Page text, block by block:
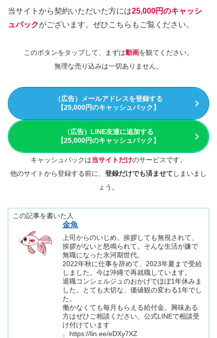
当サイトから契約いただいた方には25,000円のキャッシ
ュバックがございます。ぜひこちらもご覧ください。
このボタンをタップして、 まずは動画を観てください。
無理な売り込みは一切ありません。
（広告）メールアドレスを登録する
【25,000円のキャッシュバック】
（広告）LINE友達に追加する
【25,000円のキャッシュバック】
キャッシュバックは当サイトだけのサービスです。
他のサイトから登録する前に、 登録だけでも済ませて しまいまし
ょう。
この記事を書いた人
金魚
上司からのいじめ。挨拶しても無視されて、
挨拶がないと怒鳴られて。そんな生活が嫌で
無職になった氷河期世代。
2022年秋に仕事を辞めて、2023年夏まで受給
しました。今は沖縄で再就職しています。
退職コンシェルジュのおかげでほぼ1年休みま
した。とても大切な、価値観の変わる1年でし
た。
働かなくても毎月もらえる給付金。興味ある
方はぜひご相談ください。公式LINEで相談受
け付けています
。https://lin.ee/eDXy7XZ